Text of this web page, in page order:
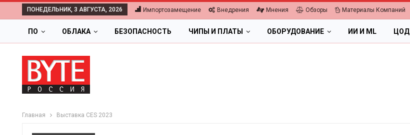
ПОНЕДЕЛЬНИК, 3 АВГУСТА, 2026 Импортозамещение Внедрения Мнения Обзоры Материалы Компаний
ПО ОБЛАКА БЕЗОПАСНОСТЬ ЧИПЫ И ПЛАТЫ ОБОРУДОВАНИЕ ИИ И ML ЦОД
Главная Выставка CES 2023